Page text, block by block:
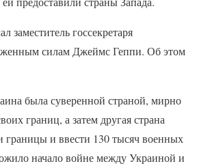
заместитель госсекретаря
силам Джеймс Геппи. Об этом
была суверенной страной, мирно
границ, а затем другая страна
границы и ввести 130 тысяч военных
начало войне между Украиной и